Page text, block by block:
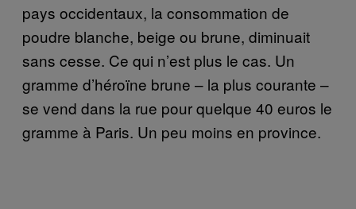
pays occidentaux, la consommation de
poudre blanche, beige ou brune, diminuait
sans cesse. Ce qui n’est plus le cas. Un
gramme d’héroïne brune – la plus courante –
se vend dans la rue pour quelque 40 euros le
gramme à Paris. Un peu moins en province.